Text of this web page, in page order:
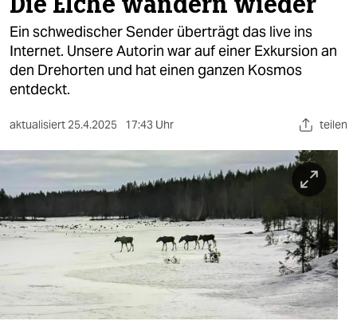
politik
öko
gesellschaft
kultur
sport
berlin
nord
verlag
Ein schwedischer Sender überträgt das live ins
Internet. Unsere Autorin war auf einer Exkursion an
den Drehorten und hat einen ganzen Kosmos
entdeckt.
aktualisiert 25.4.2025 17:43 Uhr teilen